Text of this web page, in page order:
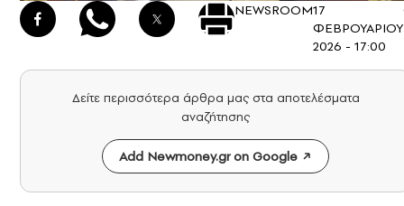
NEWSROOM17
ΦΕΒΡΟΥΑΡΙΟΥ
2026 - 17:00
Δείτε περισσότερα άρθρα μας στα αποτελέσματα
αναζήτησης
Add Newmoney.gr on Google